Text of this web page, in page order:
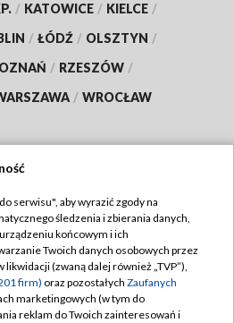
/ KATOWICE / KIELCE /
/ ŁÓDŹ / OLSZTYN /
/ RZESZÓW /
/ WROCŁAW
TVP
TVP
prywatności
Moje zgody
serwisu", aby wyrazić zgody na
śledzenia i zbierania danych,
końcowym i ich
Twoich danych osobowych przez
likwidacji (zwaną dalej również „TVP”),
firm) oraz pozostałych Zaufanych
marketingowych (w tym do
reklam do Twoich zainteresowań i